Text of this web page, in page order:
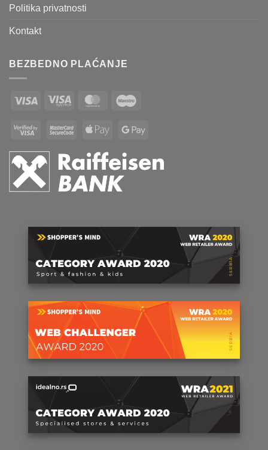
Politika privatnosti
Kontakt
BEZBEDNO PLAĆANJE
Visa
Visa
MasterCard
Visa
MasterCardApple
Google